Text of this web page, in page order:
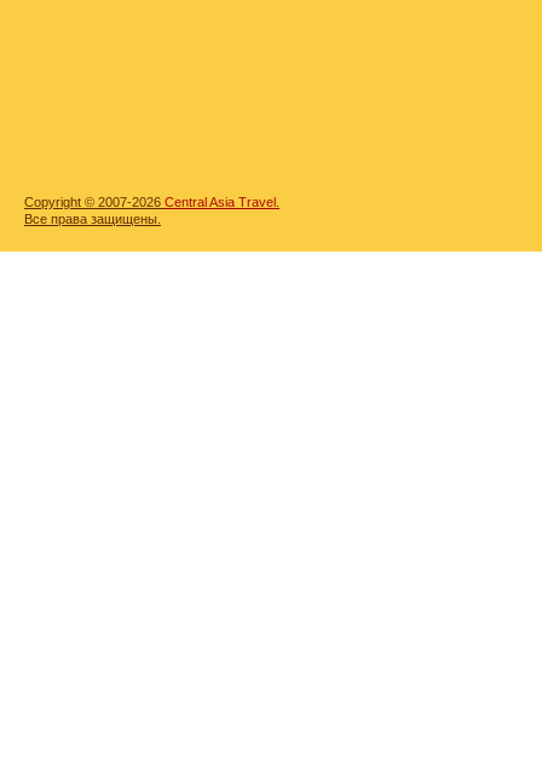
Copyright © 2007-2026 Central Asia Travel.
Все права защищены.